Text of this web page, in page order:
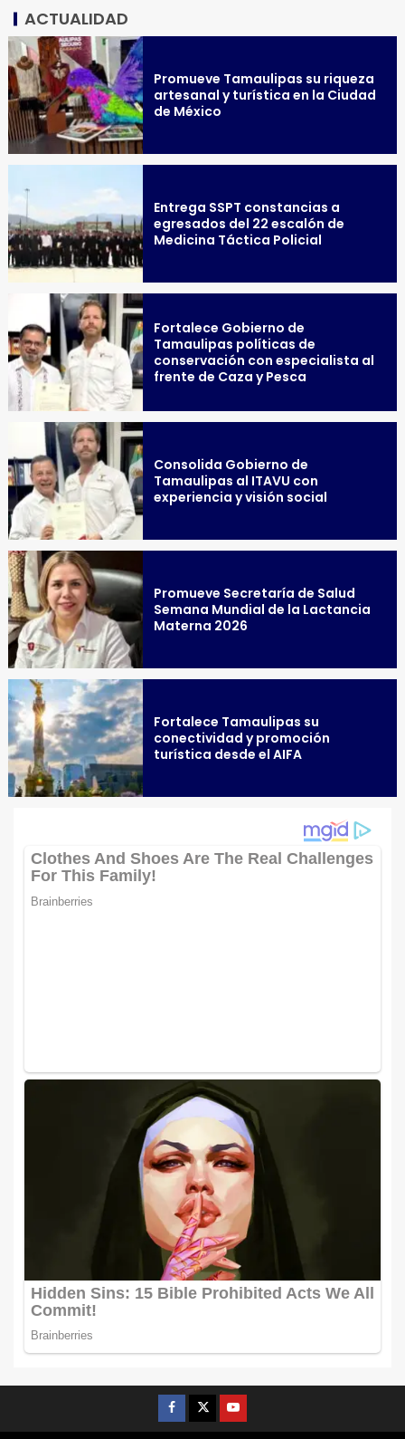
ACTUALIDAD
Promueve Tamaulipas su riqueza
artesanal y turística en la Ciudad
de México
Entrega SSPT constancias a
egresados del 22 escalón de
Medicina Táctica Policial
Fortalece Gobierno de
Tamaulipas políticas de
conservación con especialista al
frente de Caza y Pesca
Consolida Gobierno de
Tamaulipas al ITAVU con
experiencia y visión social
Promueve Secretaría de Salud
Semana Mundial de la Lactancia
Materna 2026
Fortalece Tamaulipas su
conectividad y promoción
turística desde el AIFA